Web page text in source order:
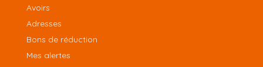
Avoirs
Adresses
Bons de réduction
Mes alertes